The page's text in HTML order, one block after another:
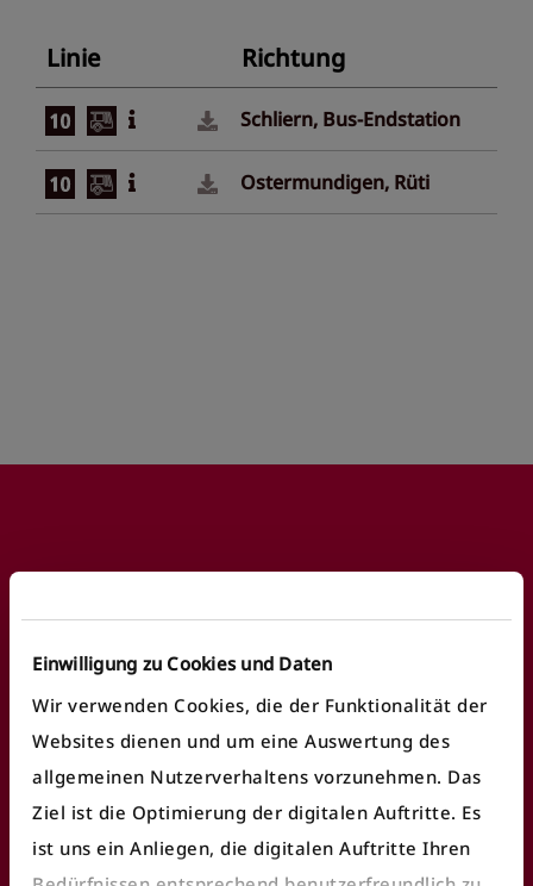
Einwilligung zu Cookies und Daten
Wir verwenden Cookies, die der Funktionalität der
Websites dienen und um eine Auswertung des
allgemeinen Nutzerverhaltens vorzunehmen. Das
Ziel ist die Optimierung der digitalen Auftritte. Es
ist uns ein Anliegen, die digitalen Auftritte Ihren
Linie Richtung
Schliern, Bus-Endstation
Ostermundigen, Rüti
Fundbüro finden
Fahrausweiskontrolle
öV Plus App nutzen